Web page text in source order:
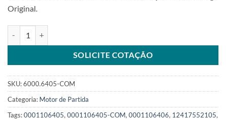
Original.
SOLICITE COTAÇÃO
SKU:6000.6405-COM
Categoria: Motor de Partida
Tags:0001106405, 0001106405-COM, 0001106406, 12417552105,